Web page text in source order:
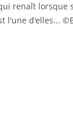
renaît lorsque
l'une d'elles...